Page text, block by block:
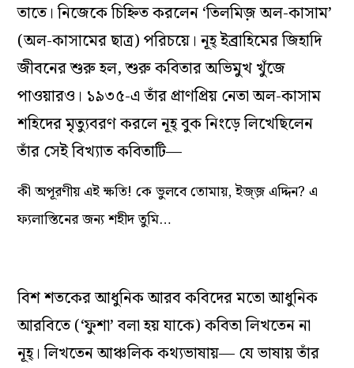
তাতে। নিজেকে চিহ্নিত করলেন ‘তিলমিজ় অল-কাসাম’
(অল-কাসামের ছাত্র) পরিচয়ে। নূহ্‌ ইব্রাহিমের জিহাদি
জীবনের শুরু হল, শুরু কবিতার অভিমুখ খুঁজে
পাওয়ারও। ১৯৩৫-এ তাঁর প্রাণপ্রিয় নেতা অল-কাসাম
শহিদের মৃত্যুবরণ করলে নূহ্‌ বুক নিংড়ে লিখেছিলেন
তাঁর সেই বিখ্যাত কবিতাটি—
কী অপূরণীয় এই ক্ষতি! কে ভুলবে তোমায়, ইজ্জ় এদ্দিন? এ
ফ্যলাস্তিনের জন্য শহীদ তুমি…
বিশ শতকের আধুনিক আরব কবিদের মতো আধুনিক
আরবিতে (‘ফুশা’ বলা হয় যাকে) কবিতা লিখতেন না
নূহ্‌। লিখতেন আঞ্চলিক কথ্যভাষায়— যে ভাষায় তাঁর